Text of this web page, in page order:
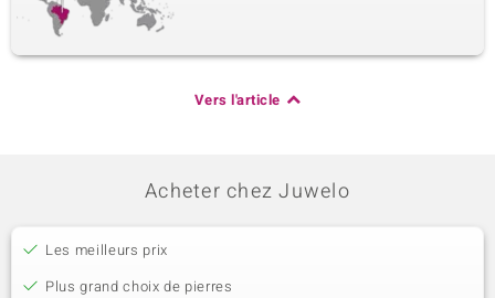
Vers l'article
Acheter chez Juwelo
Les meilleurs prix
Plus grand choix de pierres